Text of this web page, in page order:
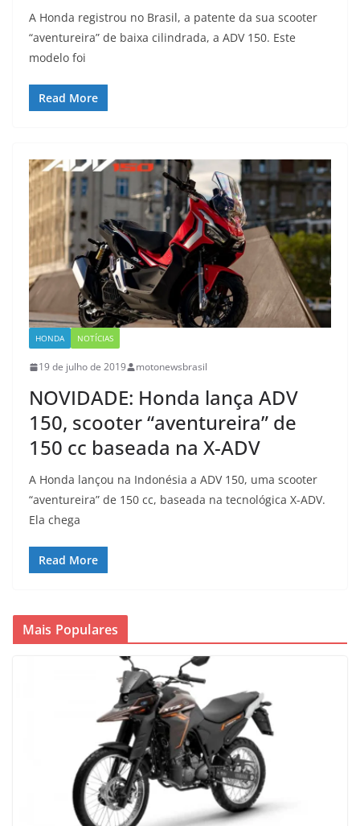
A Honda registrou no Brasil, a patente da sua scooter
“aventureira” de baixa cilindrada, a ADV 150. Este
modelo foi
Read More
HONDA NOTÍCIAS
19 de julho de 2019 motonewsbrasil
NOVIDADE: Honda lança ADV
150, scooter “aventureira” de
150 cc baseada na X-ADV
A Honda lançou na Indonésia a ADV 150, uma scooter
“aventureira” de 150 cc, baseada na tecnológica X-ADV.
Ela chega
Read More
Mais Populares